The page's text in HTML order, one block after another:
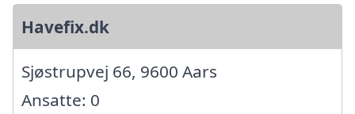
Havefix.dk
Sjøstrupvej 66, 9600 Aars
Ansatte: 0